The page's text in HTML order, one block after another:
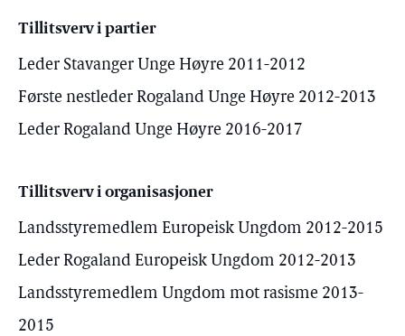
Tillitsverv i partier
Leder Stavanger Unge Høyre 2011-2012
Første nestleder Rogaland Unge Høyre 2012-2013
Leder Rogaland Unge Høyre 2016-2017
Tillitsverv i organisasjoner
Landsstyremedlem Europeisk Ungdom 2012-2015
Leder Rogaland Europeisk Ungdom 2012-2013
Landsstyremedlem Ungdom mot rasisme 2013-
2015